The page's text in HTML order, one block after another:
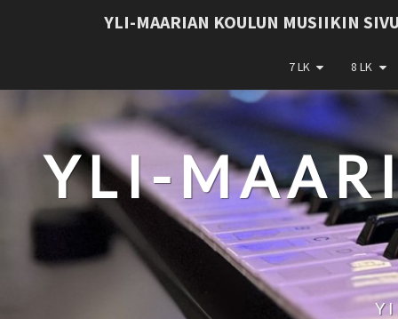
YLI-MAARIAN KOULUN MUSIIKIN
7 LK 8 LK
YLI-